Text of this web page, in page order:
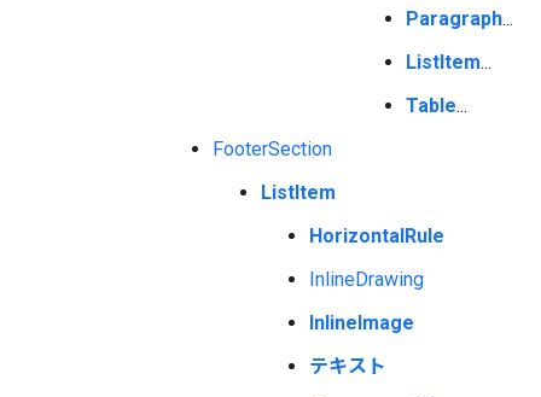
Paragraph...
ListItem...
Table...
FooterSection
ListItem
HorizontalRule
InlineDrawing
InlineImage
テキスト